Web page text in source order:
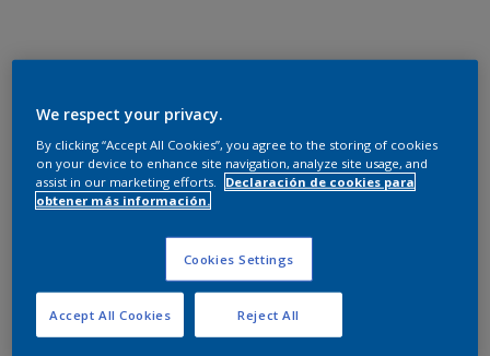
We respect your privacy.
By clicking “Accept All Cookies”, you agree to the storing of cookies
on your device to enhance site navigation, analyze site usage, and
assist in our marketing efforts.
Declaración de cookies para
obtener más información.
Cookies Settings
Reject All
Accept All Cookies